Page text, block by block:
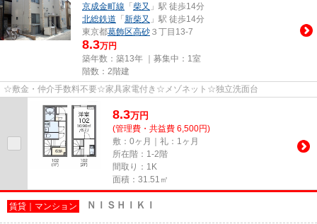
京成金町線 「 柴又 」駅 徒歩14分
北総鉄道 「 新柴又 」駅 徒歩14分
東京都葛飾区高砂 ３丁目13-7
8.3万円
築年数：築13年 ｜募集中： 1室
階数：2階建
☆敷金・仲介手数料不要☆家具家電付き☆メゾネット☆独立洗面台
8.3万円
(管理費・共益費 6,500円)
敷：0ヶ月｜礼：1ヶ月
所在階：1-2階
間取り：1K
面積：31.51㎡
賃貸｜マンション ＮＩＳＨＩＫＩ